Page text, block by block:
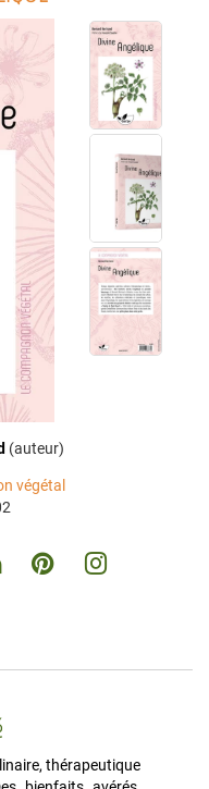
(auteur)
végétal
thérapeutique